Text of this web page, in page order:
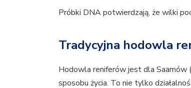
Próbki DNA potwierdzają, że wilki
Tradycyjna hodowla
Hodowla reniferów jest dla Saamów
sposobu życia. To nie tylko